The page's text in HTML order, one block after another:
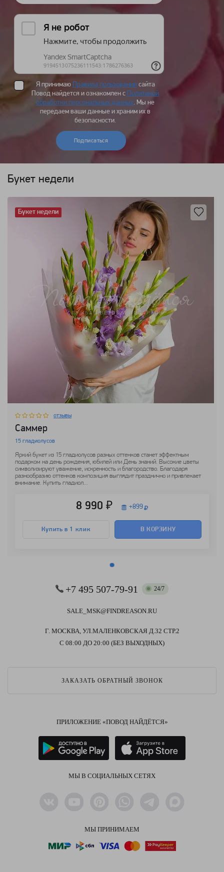
Я принимаю Правила пользования сайта
Повод найдется и ознакомлен с Политикой
обработки персональных данных. Мы не
передаем ваши данные и храним их в
безопасности.
Подписаться
Букет недели
отзывы
Саммер
15 гладиолусов
Яркий букет из 15 гладиолусов разных оттенков станет эффектным
подарком на день рождения, юбилей или День знаний. Высокие цветы
символизируют уважение, искренность и благородство. Благодаря
разнообразию оттенков композиция выглядит празднично и привлекает
внимание. Купить гладиол...
8 990 ₽ +899
Купить в 1 клик В КОРЗИНУ
Букет недели
+7 495 507-79-91 24/7
SALE_MSK@FINDREASON.RU
Г. МОСКВА, УЛ.МАЛЕНКОВСКАЯ Д.32 СТР.2
С 08:00 ДО 20:00 (БЕЗ ВЫХОДНЫХ)
ЗАКАЗАТЬ ОБРАТНЫЙ ЗВОНОК
ПРИЛОЖЕНИЕ «ПОВОД НАЙДЁТСЯ»
МЫ В СОЦИАЛЬНЫХ СЕТЯХ
МЫ ПРИНИМАЕМ